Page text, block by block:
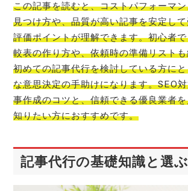
この記事を読むと、コストパフォーマ
見つけ方や、品質が高い記事を安定し
評価ポイントが理解できます。初心者
較表の作り方や、依頼時の準備リスト
初めての記事代行を検討している方に
な意思決定の手助けになります。SEO
事作成のコツと、信頼できる優良業者
知りたい方におすすめです。
記事代行の基礎知識と選